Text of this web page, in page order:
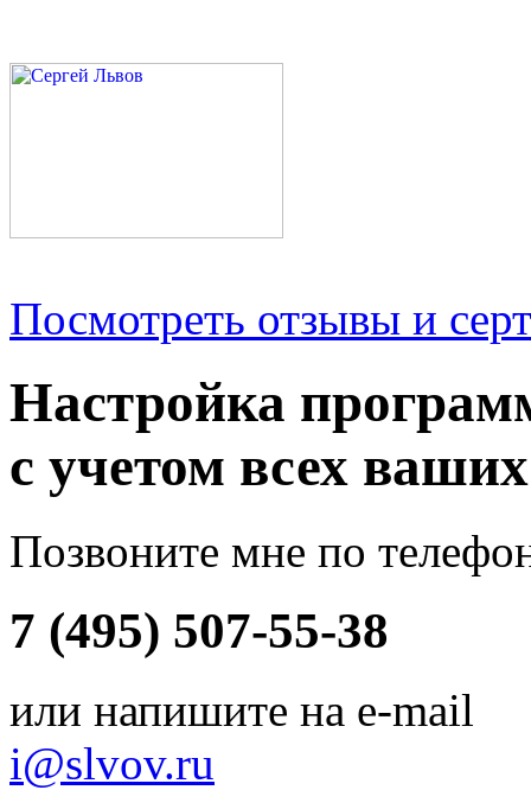
Посмотреть отзывы и
Настройка
с учетом всех
Позвоните мне по
7 (495) 507-55-38
или напишите на e-mail
i@slvov.ru